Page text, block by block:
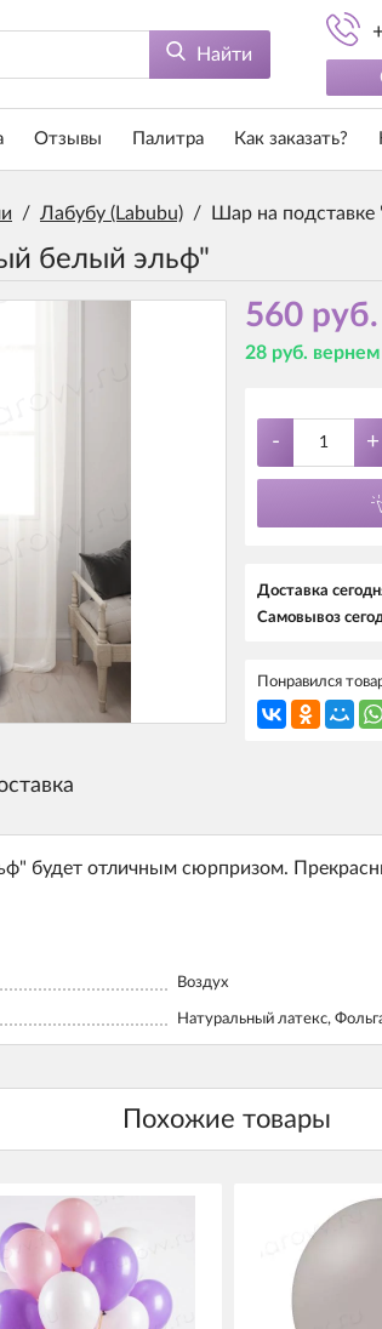
Найти
Отзывы Палитра Как заказать?
/ Лабубу (Labubu) / Шар на
белый эльф"
560 руб.
28 руб.
- +
Доставка
Самовывоз
Понравился
будет отличным сюрпризом.
Воздух
Натуральный латекс,